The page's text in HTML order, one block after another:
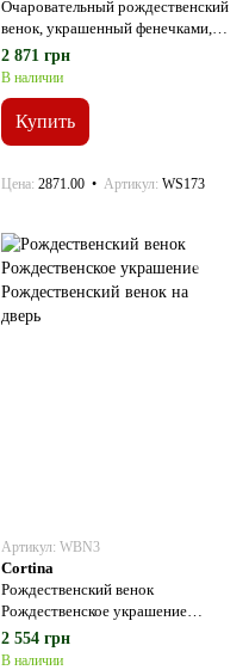
Очаровательный рождественский
венок, украшенный фенечками,
звездами, зимними веточками,
снежинками, блестящим оленем и
2 871 грн
В наличии
Купить
Цена 2871.00 Артикул WS173
Артикул: WBN3
Cortina
Рождественский венок
Рождественское украшение
Рождественский венок на дверь
2 554 грн
В наличии